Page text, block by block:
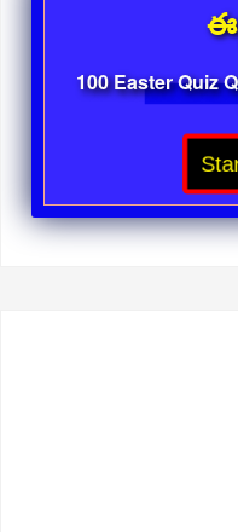
100 Easter Quiz